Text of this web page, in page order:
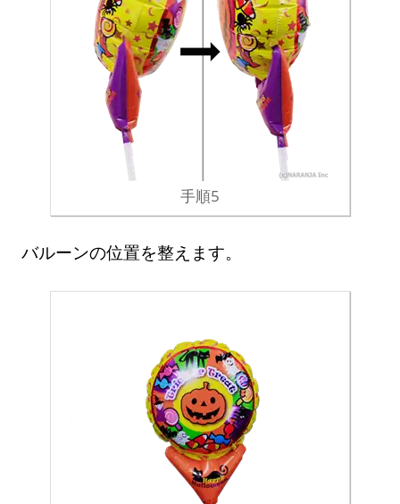
手順5
バルーンの位置を整えます。